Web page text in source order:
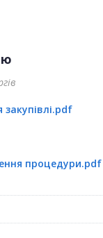
процедури.pdf